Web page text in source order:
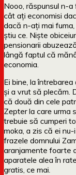
Nooo, răspunsul n-
cât ați economisi
dacă n-ați mai fuma,
știu ce. Niște
pensionarii
lângă faptul că
economia.
Ei bine, la
și a vrut să plecăm.
că două din cele
Zepter la care urma
trebuie să cumperi
moka, a zis că ei
frazele domnului
aranjamente foarte
aparatele alea în
gratis, ce mai.